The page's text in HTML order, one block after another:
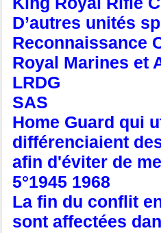
D’autres unités
Reconnaissance
Royal Marines et
LRDG
SAS
Home Guard qui
différenciaient
afin d'éviter de
5°1945 1968
La fin du conflit
sont affectées